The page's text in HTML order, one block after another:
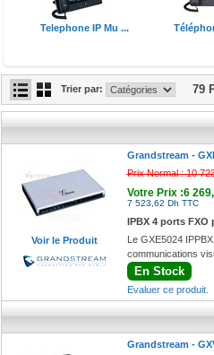
Telephone IP Mu ...
Trier par: 79
Voir le Produit
Grandstream -
Prix Normal :10
Votre Prix :6
7 523,62 Dh TTC
IPBX 4 ports FXO
Le GXE5024
communications
En Stock
Evaluer ce produit.
Grandstream -